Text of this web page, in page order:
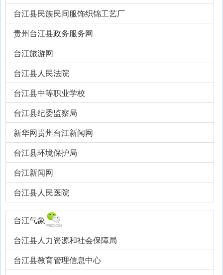
台江县民族民间服饰织锦工艺厂
贵州台江县政务服务网
台江旅游网
台江县人民法院
台江县中等职业学校
台江县纪委监察局
新华网贵州台江新闻网
台江县环境保护局
台江新闻网
台江县人民医院
台江气象
台江县人力资源和社会保障局
台江县教育管理信息中心